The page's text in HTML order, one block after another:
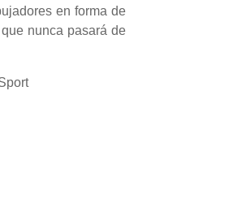
en forma de
nunca pasará de